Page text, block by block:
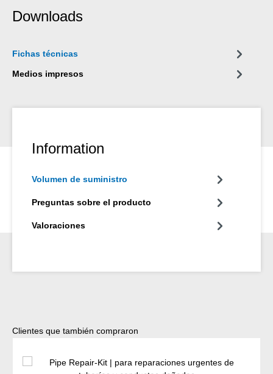
oficios especializados, en el hogar y en el sector del camping y
Downloads
Fichas técnicas
Medios impresos
Information
Volumen de suministro
Preguntas sobre el producto
Valoraciones
Omitir la galería de productos
Clientes que también compraron